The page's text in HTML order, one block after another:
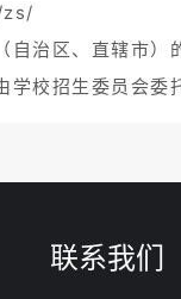
治区、直辖市）
校招生委员会委
联系我们